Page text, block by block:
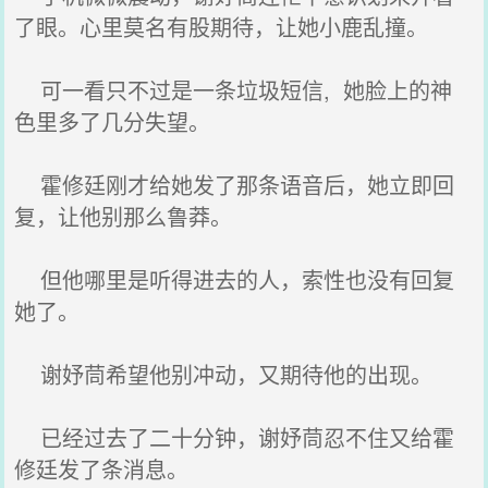
了眼。心里莫名有股期待，让她小鹿乱撞。
可一看只不过是一条垃圾短信, 她脸上的神
色里多了几分失望。
霍修廷刚才给她发了那条语音后，她立即回
复，让他别那么鲁莽。
但他哪里是听得进去的人，索性也没有回复
她了。
谢妤茼希望他别冲动，又期待他的出现。
已经过去了二十分钟，谢妤茼忍不住又给霍
修廷发了条消息。